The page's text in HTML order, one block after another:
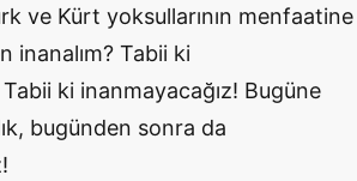
ve Kürt yoksullarının menfaatine
inanalım? Tabii ki
ki inanmayacağız! Bugüne
bugünden sonra da